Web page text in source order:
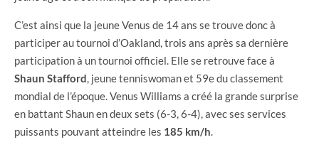
C’est ainsi que la jeune Venus de 14 ans se trouve donc à
participer au tournoi d’Oakland, trois ans après sa dernière
participation à un tournoi officiel. Elle se retrouve face à
Shaun Stafford , jeune tenniswoman et 59e du classement
mondial de l’époque. Venus Williams a créé la grande surprise
en battant Shaun en deux sets (6-3, 6-4), avec ses services
puissants pouvant atteindre les 185 km/h